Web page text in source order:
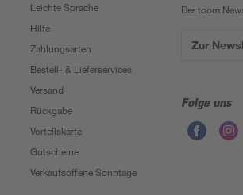
Leichte Sprache
Hilfe
Zahlungsarten
Bestell- & Lieferservices
Versand
Rückgabe
Vorteilskarte
Gutscheine
Verkaufsoffene Sonntage
Der toom
Zur
Folge uns